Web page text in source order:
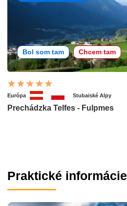
Bol som tam Chcem tam
Európa Stubaiské Alpy
Prechádzka Telfes - Fulpmes
Praktické informácie